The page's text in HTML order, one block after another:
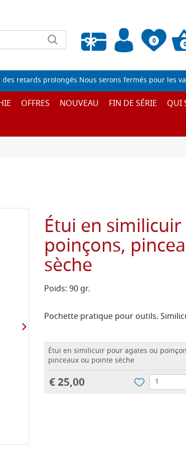
0
Liste de souhaits vide
retards prolongés.Nous serons fermés pour les
OFFRES NOUVEAU FIN DE SÉRIE QUI
Étui en
poinçons,
sèche
Poids: 90 gr.
Pochette pratique pour outils.
Étui en similicuir pour agates ou
pinceaux ou pointe sèche
€ 25,00